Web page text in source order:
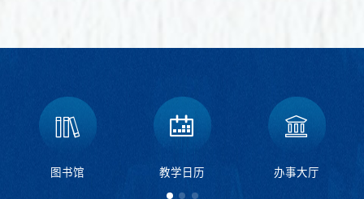
图书馆 教学日历 办事大厅